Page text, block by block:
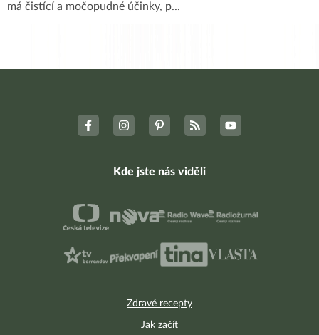
má čistící a močopudné účinky, p...
Zdravé recepty
Jak začít
Kde jste nás viděli